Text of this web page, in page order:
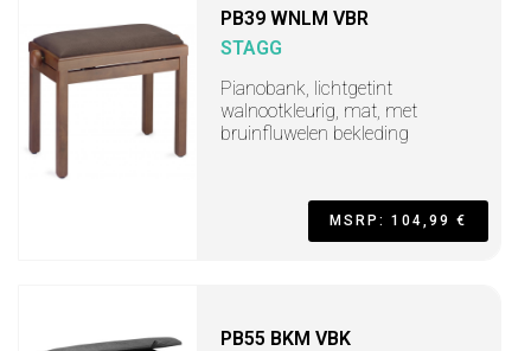
PB39 WNLM VBR
STAGG
Pianobank, lichtgetint
walnootkleurig, mat, met
bruinfluwelen bekleding
MSRP: 104,99 €
PB55 BKM VBK